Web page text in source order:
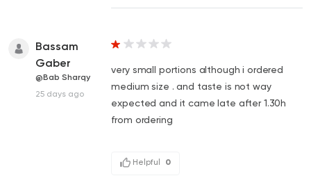
Bassam
Gaber
@Bab Sharqy
25 days ago
very small portions although i ordered
medium size . and taste is not way
expected and it came late after 1.30h
from ordering
Helpful 0